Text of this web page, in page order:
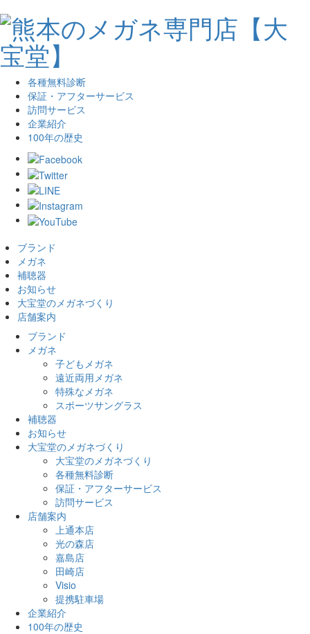
各種無料診断
保証・アフターサービス
訪問サービス
企業紹介
100年の歴史
ブランド
メガネ
補聴器
お知らせ
大宝堂のメガネづくり
店舗案内
ブランド
メガネ
子どもメガネ
遠近両用メガネ
特殊なメガネ
スポーツサングラス
補聴器
お知らせ
大宝堂のメガネづくり
大宝堂のメガネづくり
各種無料診断
保証・アフターサービス
訪問サービス
店舗案内
上通本店
光の森店
嘉島店
田崎店
Visio
提携駐車場
企業紹介
100年の歴史